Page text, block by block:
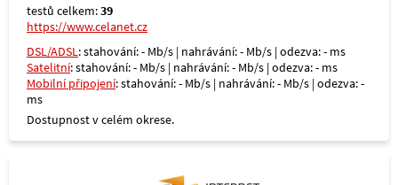
testů celkem:39
https://www.celanet.cz
DSL/ADSL: stahování: - Mb/s | nahrávání: - Mb/s | odezva: - ms
Satelitní: stahování: - Mb/s | nahrávání: - Mb/s | odezva: - ms
Mobilní připojení: stahování: - Mb/s | nahrávání: - Mb/s | odezva: -
ms
Dostupnost v celém okrese.